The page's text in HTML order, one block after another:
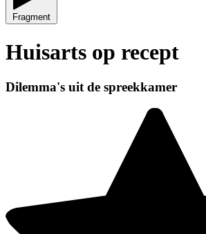
Fragment
Huisarts op recept
Dilemma's uit de spreekkamer